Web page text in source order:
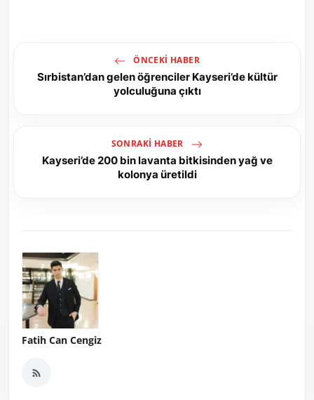
ÖNCEKI HABER
Sırbistan’dan gelen öğrenciler Kayseri’de kültür
yolculuğuna çıktı
SONRAKI HABER
Kayseri’de 200 bin lavanta bitkisinden yağ ve
kolonya üretildi
Fatih Can Cengiz